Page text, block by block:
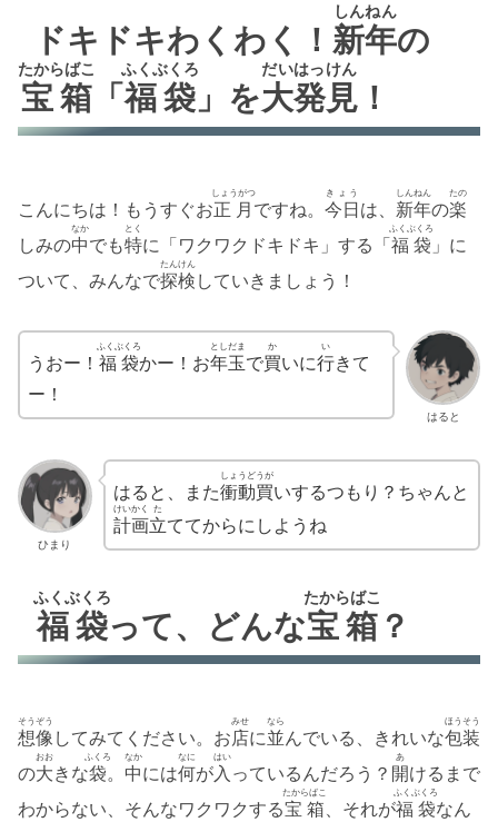
ドキドキわくわく！ 新年
しんねん
の
宝箱
たからばこ
「福袋
ふくぶくろ
」を大発見
だいはっけん
！
こんにちは！もうすぐお正月
しょうがつ
ですね。 今日
きょう
は、 新年
しんねん
の楽
たの
しみの中
なか
でも特
とく
に「ワクワクドキドキ」する「福袋
ふくぶくろ
」に
ついて、みんなで探検
たんけん
していきましょう！
はると
うおー！ 福袋
ふくぶくろ
かー！お年玉
としだま
で買
か
いに行
い
きて
ー！
ひまり
はると、また衝動買
しょうどうが
いするつもり？ちゃんと
計画
けいかく
立
た
ててからにしようね
福袋
ふくぶくろ
って、どんな宝箱
たからばこ
？
想像
そうぞう
してみてください。お店
みせ
に並
なら
んでいる、きれいな包装
ほうそう
の大
おお
きな袋
ふくろ
。 中
なか
には何
なに
が入
はい
っているんだろう？ 開
あ
けるまで
わからない、そんなワクワクする宝箱
たからばこ
、それが福袋
ふくぶくろ
なん